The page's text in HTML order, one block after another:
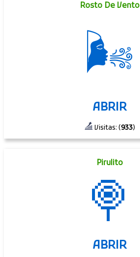
Rosto De Vento
🌬
ABRIR
Visitas: (933)
Pirulito
🍭
ABRIR